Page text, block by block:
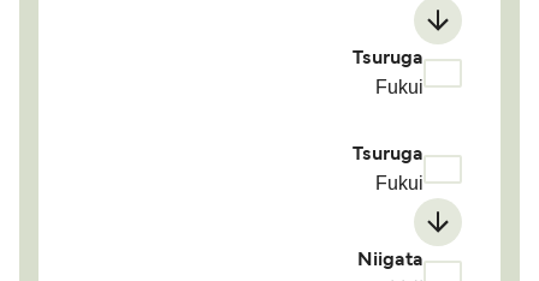
Tsuruga
Fukui
Tsuruga
Fukui
Niigata